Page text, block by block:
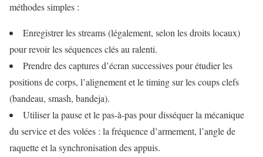
méthodes simples :
Enregistrer les streams (légalement, selon les droits locaux)
pour revoir les séquences clés au ralenti.
Prendre des captures d’écran successives pour étudier les
positions de corps, l’alignement et le timing sur les coups clefs
(bandeau, smash, bandeja).
Utiliser la pause et le pas‑à‑pas pour disséquer la mécanique
du service et des volées : la fréquence d’armement, l’angle de
raquette et la synchronisation des appuis.